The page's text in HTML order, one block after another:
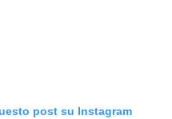
post su Instagram